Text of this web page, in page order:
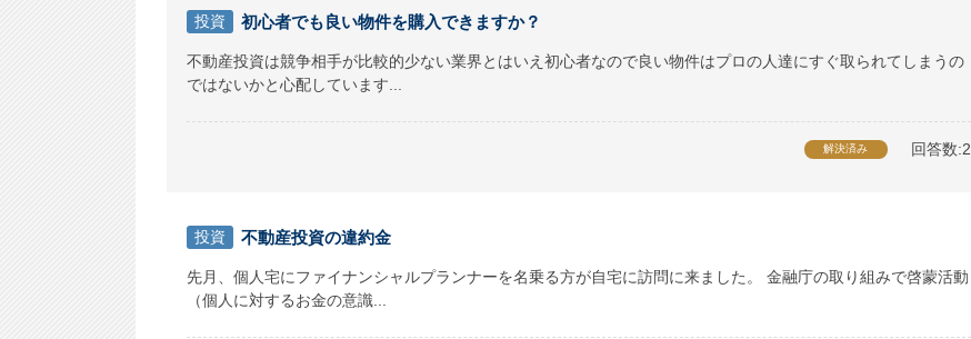
投資 初心者でも良い物件を購入できますか？
不動産投資は競争相手が比較的少ない業界とはいえ初心者なので良い物件はプロの人達にすぐ取られてしまうの
ではないかと心配しています...
解決済み 回答数:2
投資 不動産投資の違約金
先月、個人宅にファイナンシャルプランナーを名乗る方が自宅に訪問に来ました。 金融庁の取り組みで啓蒙活動
（個人に対するお金の意識...